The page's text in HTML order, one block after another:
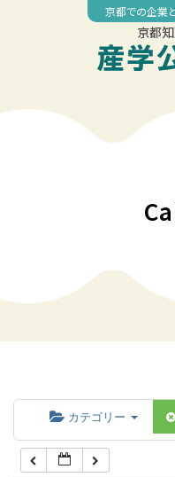
京都での企業
京都
カテゴリー
04:00
07:00